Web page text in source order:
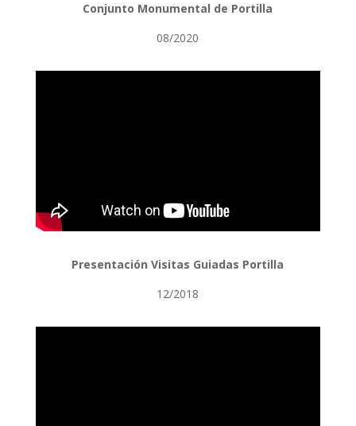
Conjunto Monumental de Portilla
08/2020
Presentación Visitas Guiadas Portilla
12/2018